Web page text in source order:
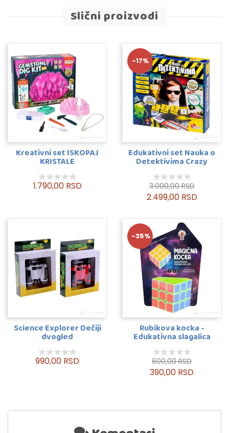
Slični proizvodi
Kreativni set ISKOPAJ
KRISTALE
1.790,00 RSD
-17%
Edukativni set Nauka o
Detektivima Crazy
Science
3.000,00 RSD
2.499,00 RSD
Science Explorer Dečiji
dvogled
990,00 RSD
-35%
Rubikova kocka -
Edukativna slagalica
600,00 RSD
390,00 RSD